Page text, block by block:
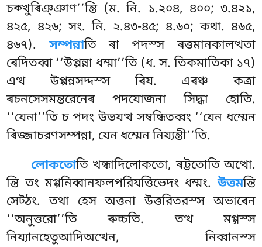
চক্খুৰিঞ্ঞাণ’’ন্তি (ম. নি. ১.২০৪, ৪০০; ৩.৪২১,
৪২৫, ৪২৬; সং. নি. ২.৪৩-৪৫; ৪.৬০; কথা. ৪৬৫,
৪৬৭).সম্পন্নাতি ৰা পদস্স ৰত্তমানকালত্থতা
ৰেদিতব্বা ‘‘উপ্পন্না ধম্মা’’তি (ধ. স. তিকমাতিকা ১৭)
এত্থ উপ্পন্নসদ্দস্স ৰিয. এৰঞ্চ কত্ৰা
ৰচনসেসমন্তরেনেৰ পদযোজনা সিদ্ধা হোতি.
‘‘যেনা’’তিচ পদং উভযত্থ সম্বন্ধিতব্বং ‘‘যেন ধম্মেন
ৰিজ্জাচরণসম্পন্না, যেন ধম্মেন নিয্যন্তী’’তি.
লোকতোতি খন্ধাদিলোকতো, ৰট্টতোতি অত্থো.
ন্তি তং মগ্গনিব্বানফলপরিযত্তিভেদং ধম্মং.উত্তমন্তি
সেট্ঠং. তথা হেস অত্তনা উত্তরিতরস্স অভাৰেন
‘‘অনুত্তরো’’তি ৰুচ্চতি. তত্থ মগ্গস্স
নিয্যানহেতুআদিঅত্থেন, নিব্বানস্স